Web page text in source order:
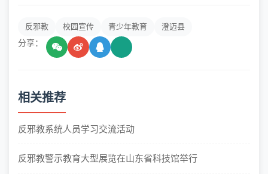
反邪教 校园宣传 青少年教育 澄迈县
分享：
相关推荐
反邪教系统人员学习交流活动
反邪教警示教育大型展览在山东省科技馆举行